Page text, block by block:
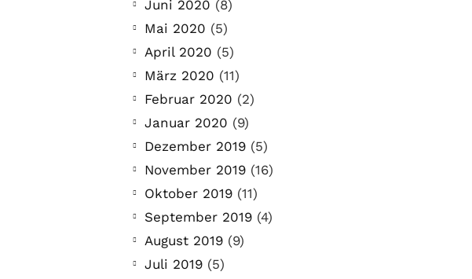
Juni 2020 (8)
Mai 2020 (5)
April 2020 (5)
März 2020 (11)
Februar 2020 (2)
Januar 2020 (9)
Dezember 2019 (5)
November 2019 (16)
Oktober 2019 (11)
September 2019 (4)
August 2019 (9)
Juli 2019 (5)